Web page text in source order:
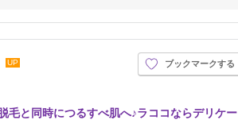
UP ブックマークする
毛と同時につるすべ肌へ♪ラココならデリケー